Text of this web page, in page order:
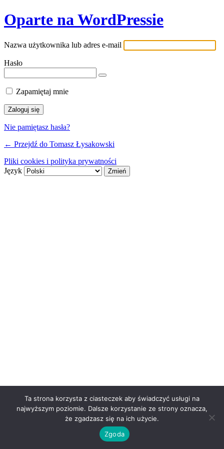
Oparte na WordPressie
Nazwa użytkownika lub adres e-mail
Hasło
Zapamiętaj mnie
Nie pamiętasz hasła?
← Przejdź do Tomasz Łysakowski
Pliki cookies i polityka prywatności
Język
Ta strona korzysta z ciasteczek aby świadczyć usługi na
najwyższym poziomie. Dalsze korzystanie ze strony oznacza,
że zgadzasz się na ich użycie.
Zgoda